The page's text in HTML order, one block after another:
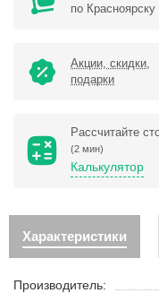
по Красноярску
Акции, скидки,
подарки
Рассчитайте
(2 мин)
Калькулятор
Характеристики
Производитель: